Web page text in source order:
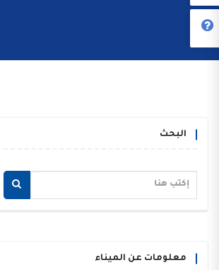
البحث
معلومات عن الميناء